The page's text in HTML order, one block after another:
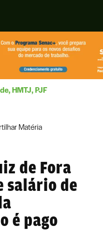
,HMTJ,PJF
Matéria
de Fora
salário de
é pago